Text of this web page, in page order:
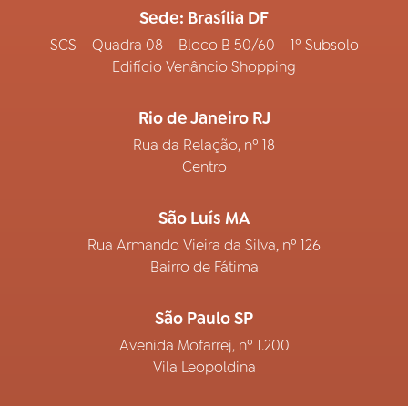
Sede: Brasília DF
SCS – Quadra 08 – Bloco B 50/60 – 1º Subsolo
Edifício Venâncio Shopping
Rio de Janeiro RJ
Rua da Relação, nº 18
Centro
São Luís MA
Rua Armando Vieira da Silva, nº 126
Bairro de Fátima
São Paulo SP
Avenida Mofarrej, nº 1.200
Vila Leopoldina